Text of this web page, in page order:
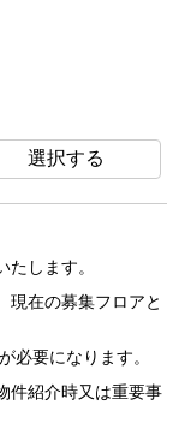
選択する
します。
現在の募集フロアと
必要になります。
件紹介時又は重要事